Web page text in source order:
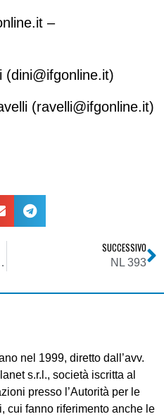
–
(dini@ifgonline.it)
(ravelli@ifgonline.it)
SUCCESSIVO
NL 393
nel 1999, diretto dall’avv.
s.r.l., società iscritta al
presso l’Autorità per le
cui fanno riferimento anche le